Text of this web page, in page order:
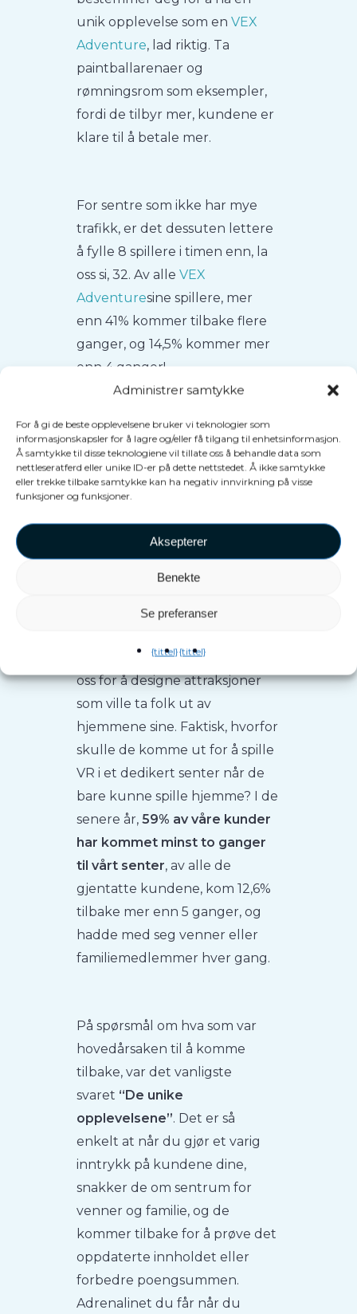
Administrer samtykke
For å gi de beste opplevelsene bruker vi teknologier som
informasjonskapsler for å lagre og/eller få tilgang til enhetsinformasjon.
Å samtykke til disse teknologiene vil tillate oss å behandle data som
nettleseratferd eller unike ID-er på dette nettstedet. Å ikke samtykke
eller trekke tilbake samtykke kan ha negativ innvirkning på visse
funksjoner og funksjoner.
Aksepterer
Benekte
Se preferanser
{tittel}{tittel}
unik opplevelse som enVEX
Adventure, lad riktig. Ta
paintballarenaer og
rømningsrom som eksempler,
fordi de tilbyr mer, kundene er
klare til å betale mer.
For sentre som ikke har mye
trafikk, er det dessuten lettere
å fylle 8 spillere i timen enn, la
oss si, 32. Av alleVEX
Adventuresine spillere, mer
enn 41% kommer tilbake flere
ganger, og 14,5% kommer mer
enn 4 ganger!
Unike opplevelser
betyr noe
Tidlig i prosessen bestemte vi
oss for å designe attraksjoner
som ville ta folk ut av
hjemmene sine. Faktisk, hvorfor
skulle de komme ut for å spille
VR i et dedikert senter når de
bare kunne spille hjemme? I de
senere år,59% av våre kunder
har kommet minst to ganger
til vårt senter, av alle de
gjentatte kundene, kom 12,6%
tilbake mer enn 5 ganger, og
hadde med seg venner eller
familiemedlemmer hver gang.
På spørsmål om hva som var
hovedårsaken til å komme
tilbake, var det vanligste
svaret “De unike
opplevelsene”. Det er så
enkelt at når du gjør et varig
inntrykk på kundene dine,
snakker de om sentrum for
venner og familie, og de
kommer tilbake for å prøve det
oppdaterte innholdet eller
forbedre poengsummen.
Adrenalinet du får når du